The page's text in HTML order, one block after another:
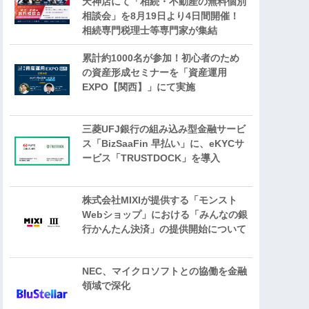
相談会」を8月19日より4日間開催！
相続専門税理士等専門家が集結
累計約1000名が参加！初心者のため
の資産形成セミナーを「資産運用
EXPO【関西】」にて実施
三菱UFJ銀行の組み込み型金融サービ
ス「BizSaaFin 早払い」に、eKYCサ
ービス「TRUSTDOCK」を導入
株式会社MIXIが提供する「モンスト
Webショップ」における「みんなの銀
行かんたん決済」の提供開始について
NEC、マイクロソフトとの協働を金融
領域で深化